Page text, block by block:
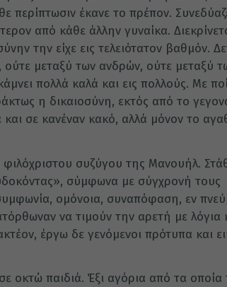
περίπτωσιν έκανε το πρέπον.
από κάθε άλλην γυναίκα.
την είχε εις τελειότατον βαθμόν.
ούτε μεταξύ των ανδρών, ούτε μεταξύ
πολλά καλά και εις πολλούς. Με
η δικαιοσύνη, εκτός από το
και σε κανέναν κακό, αλλά μόνον το
συζύγου της Μανουήλ.
σύμφωνα με σύγχρονή τους
ομόνοια, συναπόφαση, εν
να τιμούν την αρετή με λόγια
έργω δε γενόμενοι πρότυπα και
οκτώ παιδιά. Έξι αγόρια από τα